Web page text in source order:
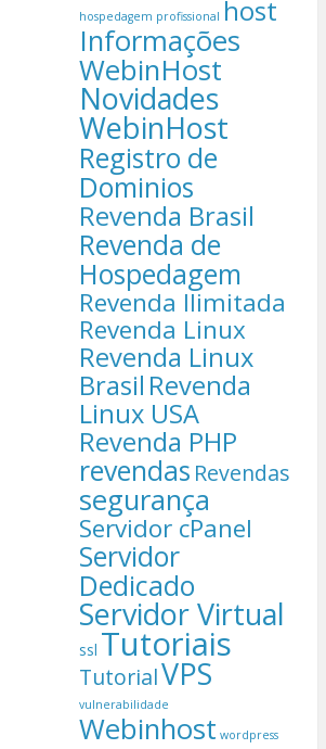
hospedagem profissional host
Informações
WebinHost
Novidades
WebinHost
Registro de
Dominios
Revenda Brasil
Revenda de
Hospedagem
Revenda Ilimitada
Revenda Linux
Revenda Linux
Brasil Revenda
Linux USA
Revenda PHP
revendas Revendas
segurança
Servidor cPanel
Servidor
Dedicado
Servidor Virtual
ssl Tutoriais
TutorialVPS
vulnerabilidade
Webinhost wordpress